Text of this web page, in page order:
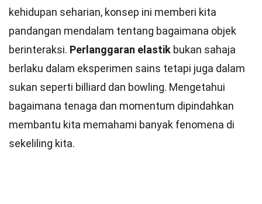
kehidupan seharian, konsep ini memberi kita
pandangan mendalam tentang bagaimana objek
berinteraksi. Perlanggaran elastik bukan sahaja
berlaku dalam eksperimen sains tetapi juga dalam
sukan seperti billiard dan bowling. Mengetahui
bagaimana tenaga dan momentum dipindahkan
membantu kita memahami banyak fenomena di
sekeliling kita.